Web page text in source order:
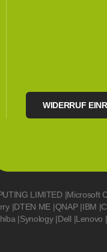
WIDERRUF
LIMITED |Microsoft
|DTEN ME |QNAP |IBM |
|Synology |Dell |Lenovo |